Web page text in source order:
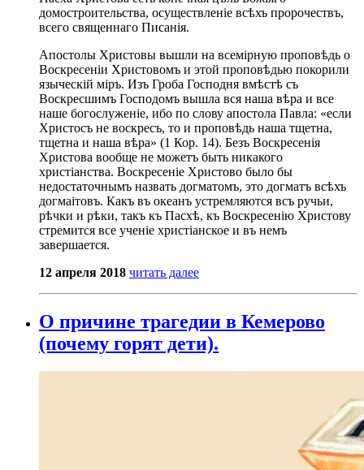
домостроительства, осуществленіе всѣхъ пророчествъ,
всего священнаго Писанія.
Апостолы Христовы вышли на всемірную проповѣдь о
Воскресеніи Христовомъ и этой проповѣдью покорили
языческій міръ. Изъ Гроба Господня вмѣстѣ съ
Воскресшимъ Господомъ вышла вся наша вѣра и все
наше богослуженіе, ибо по слову апостола Павла: «если
Христосъ не воскресъ, то и проповѣдь наша тщетна,
тщетна и наша вѣра» (1 Кор. 14). Безъ Воскресенія
Христова вообще не можетъ быть никакого
христіанства. Воскресеніе Христово было бы
недостаточнымъ назвать догматомъ, это догматъ всѣхъ
догмаітовъ. Какъ въ океанъ устремляются всъ ручьи,
рѣчки и рѣки, такъ къ Пасхѣ, къ Воскресенію Христову
стремится все ученіе христіанское и въ немъ
завершается.
12 апреля 2018 читать далее
О причине трагедии в Кемерово
(почему горят дети).